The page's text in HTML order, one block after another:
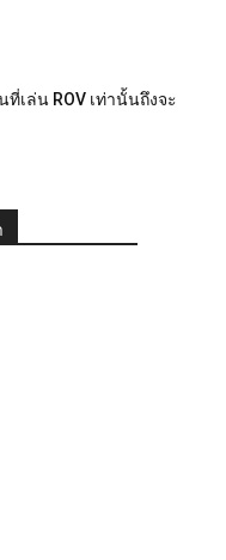
เล่น ROV เท่านั้นถึงจะ